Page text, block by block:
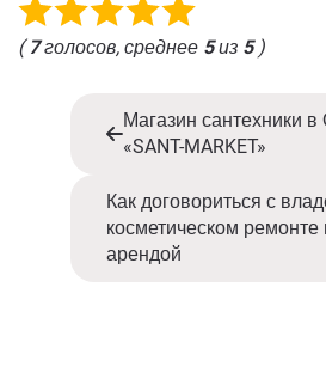
(7голосов, среднее 5из 5)
Магазин сантехники в
«SANT-MARKET»
Как договориться с
косметическом ремонте
арендой